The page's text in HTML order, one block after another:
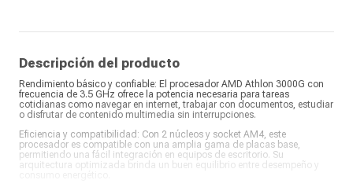
Descripción del producto
Rendimiento básico y confiable: El procesador AMD Athlon 3000G con
frecuencia de 3.5 GHz ofrece la potencia necesaria para tareas
cotidianas como navegar en internet, trabajar con documentos, estudiar
o disfrutar de contenido multimedia sin interrupciones.
Eficiencia y compatibilidad: Con 2 núcleos y socket AM4, este
procesador es compatible con una amplia gama de placas base,
permitiendo una fácil integración en equipos de escritorio. Su
arquitectura optimizada brinda un buen equilibrio entre desempeño y